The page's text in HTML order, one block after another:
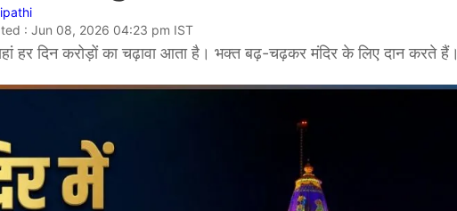
: Jun 08, 2026 04:23 pm IST
हर दिन करोड़ों का चढ़ावा आता है। भक्त बढ़-चढ़कर मंदिर के लिए दान करते हैं।